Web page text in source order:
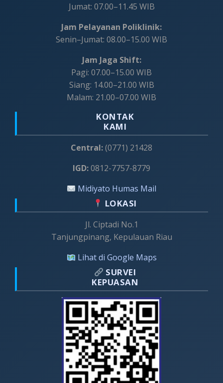
Jumat: 07.00–11.45 WIB
Jam Pelayanan Poliklinik:
Senin–Jumat: 08.00–15.00 WIB
Jam Jaga Shift:
Pagi: 07.00–15.00 WIB
Siang: 14.00–21.00 WIB
Malam: 21.00–07.00 WIB
KONTAK
KAMI
Central:(0771) 21428
IGD:0812-7757-8779
Midiyato Humas Mail
LOKASI
Jl. Ciptadi No.1
Tanjungpinang, Kepulauan Riau
Lihat di Google Maps
SURVEI
KEPUASAN